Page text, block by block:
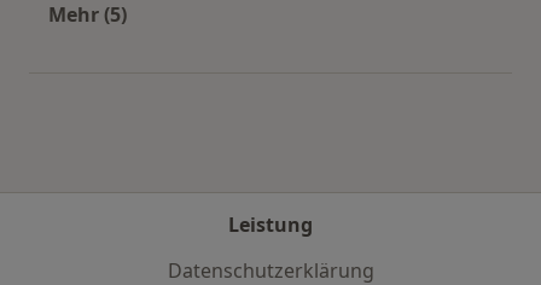
Mehr (5)
Leistung
Datenschutzerklärung